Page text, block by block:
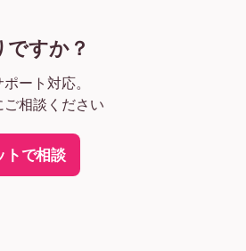
ですか？
ート対応。
ご相談ください
トで相談